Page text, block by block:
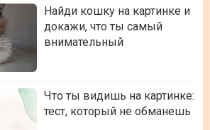
Найди кошку на картинке и
докажи, что ты самый
внимательный
Что ты видишь на картинке:
тест, который не обманешь